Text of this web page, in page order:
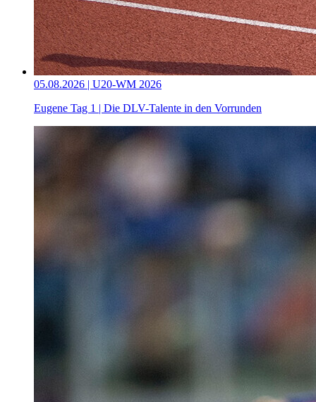
05.08.2026 | U20-WM 2026
Eugene Tag 1 | Die DLV-Talente in den Vorrunden